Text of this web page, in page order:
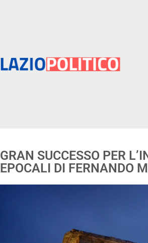
GRAN SUCCESSO PER
EPOCALI DI FERNANDO